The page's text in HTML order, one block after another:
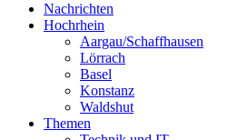
Nachrichten
Hochrhein
Aargau/Schaffhausen
Lörrach
Basel
Konstanz
Waldshut
Themen